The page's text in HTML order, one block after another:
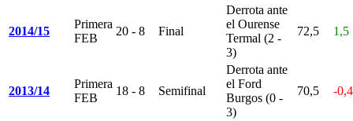
2014/15
Primera
FEB
20 - 8 Final
Derrota ante
el Ourense
Termal (2 -
3)
72,5 1,5
2013/14
Primera
FEB
18 - 8 Semifinal
Derrota ante
el Ford
Burgos (0 -
3)
70,5 -0,4